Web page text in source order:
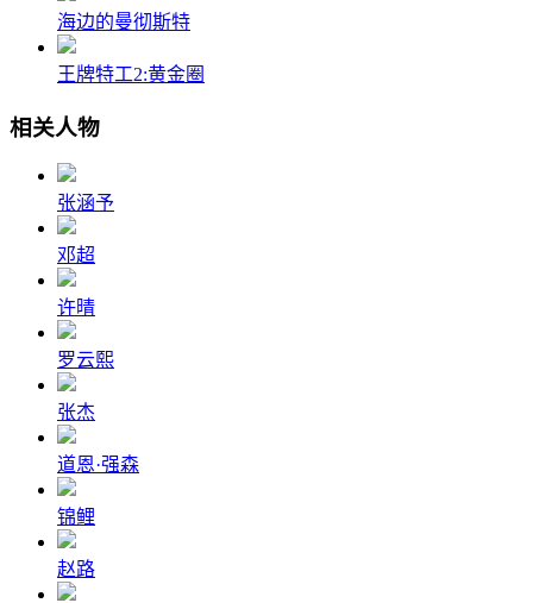
海边的曼彻斯特
王牌特工2:黄金圈
相关人物
张涵予
邓超
许晴
罗云熙
张杰
道恩·强森
锦鲤
赵路